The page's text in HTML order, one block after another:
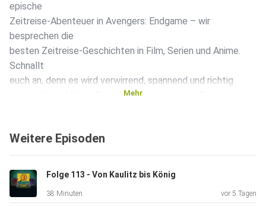
epische
Zeitreise-Abenteuer in Avengers: Endgame – wir
besprechen die
besten Zeitreise-Geschichten in Film, Serien und Anime.
Schnallt
euch an, denn es wird verwirrend, spannend und richtig
unterhaltsam! Keine Sorge, wir kommen ohne Paradoxa
Wie ist eure Meinung zu den angesprochenen Themen?
Schreibt es
uns gerne eure Meinungen dazu, an folgender Mailadresse
Mehr
Weitere Episoden
Folge 113 - Von Kaulitz bis König
38 Minuten vor 5 Tagen